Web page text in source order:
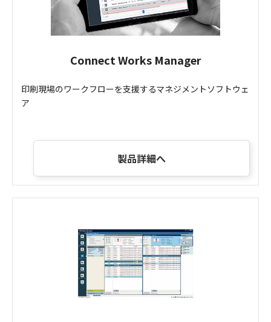
Connect Works Manager
印刷現場のワークフローを支援するマネジメントソフトウェ
ア
製品詳細へ